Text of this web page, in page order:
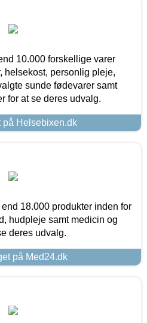
10.000 forskellige varer
personlig pleje,
sunde fødevarer samt
for at se deres udvalg.
på Helsebixen.dk
18.000 produkter inden for
hudpleje samt medicin og
deres udvalg.
på Med24.dk